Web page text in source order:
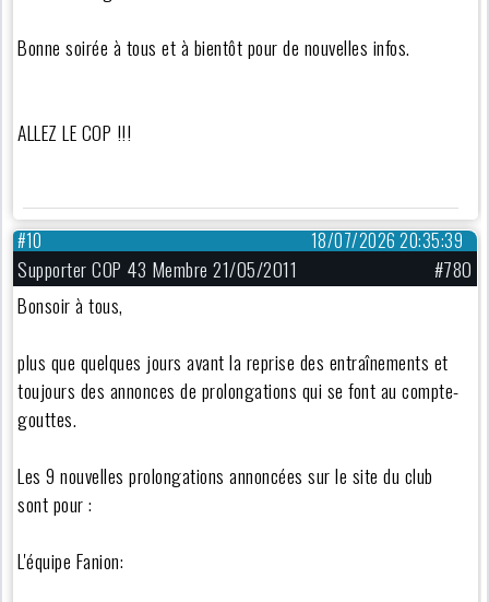
Bonne soirée à tous et à bientôt pour de nouvelles infos.
ALLEZ LE COP !!!
18/07/2026 20:35:39
#10
Supporter COP 43 Membre 21/05/2011
#780
Bonsoir à tous,
plus que quelques jours avant la reprise des entraînements et
toujours des annonces de prolongations qui se font au compte-
gouttes.
Les 9 nouvelles prolongations annoncées sur le site du club
sont pour :
L'équipe Fanion: